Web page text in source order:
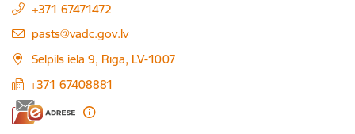
+371 67471472
E-pasts:
pasts@vadc.gov.lv
Sēlpils iela 9, Rīga, LV-1007
+371 67408881